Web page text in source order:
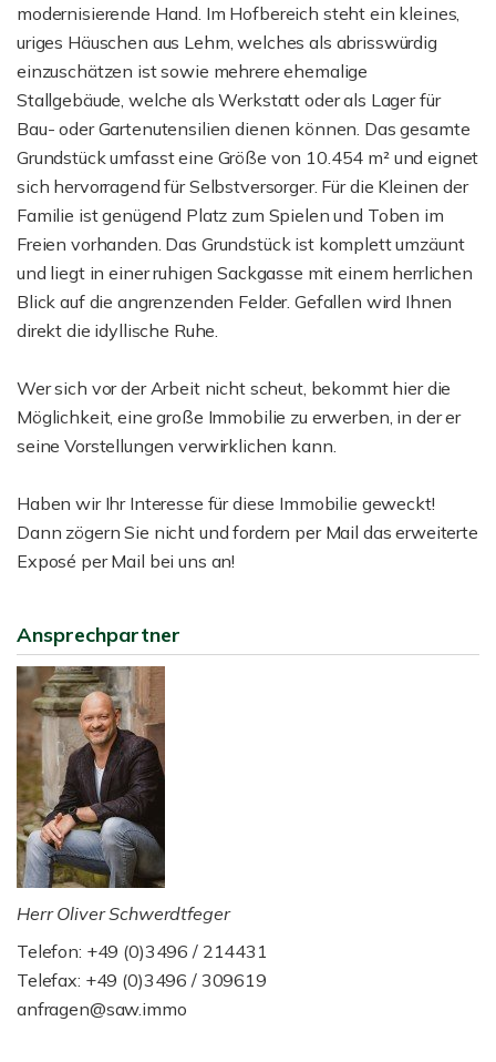
modernisierende Hand. Im Hofbereich steht ein kleines,
uriges Häuschen aus Lehm, welches als abrisswürdig
einzuschätzen ist sowie mehrere ehemalige
Stallgebäude, welche als Werkstatt oder als Lager für
Bau- oder Gartenutensilien dienen können. Das gesamte
Grundstück umfasst eine Größe von 10.454 m² und eignet
sich hervorragend für Selbstversorger. Für die Kleinen der
Familie ist genügend Platz zum Spielen und Toben im
Freien vorhanden. Das Grundstück ist komplett umzäunt
und liegt in einer ruhigen Sackgasse mit einem herrlichen
Blick auf die angrenzenden Felder. Gefallen wird Ihnen
direkt die idyllische Ruhe.
Wer sich vor der Arbeit nicht scheut, bekommt hier die
Möglichkeit, eine große Immobilie zu erwerben, in der er
seine Vorstellungen verwirklichen kann.
Haben wir Ihr Interesse für diese Immobilie geweckt!
Dann zögern Sie nicht und fordern per Mail das erweiterte
Exposé per Mail bei uns an!
Ansprechpartner
Herr Oliver Schwerdtfeger
Telefon: +49 (0)3496 / 214431
Telefax: +49 (0)3496 / 309619
anfragen@saw.immo